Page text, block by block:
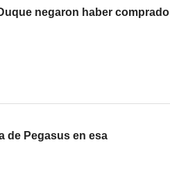
negaron haber comprado
de Pegasus en esa